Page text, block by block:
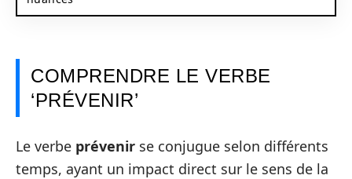
COMPRENDRE LE VERBE
‘PRÉVENIR’
Le verbe prévenir se conjugue selon différents
temps, ayant un impact direct sur le sens de la